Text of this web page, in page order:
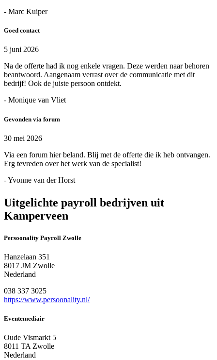
- Marc Kuiper
Goed contact
5 juni 2026
Na de offerte had ik nog enkele vragen. Deze werden naar behoren
beantwoord. Aangenaam verrast over de communicatie met dit
bedrijf! Ook de juiste persoon ontdekt.
- Monique van Vliet
Gevonden via forum
30 mei 2026
Via een forum hier beland. Blij met de offerte die ik heb ontvangen.
Erg tevreden over het werk van de specialist!
- Yvonne van der Horst
Uitgelichte payroll bedrijven uit
Kamperveen
Persoonality Payroll Zwolle
Hanzelaan 351
8017 JM Zwolle
Nederland
038 337 3025
https://www.persoonality.nl/
Eventemediair
Oude Vismarkt 5
8011 TA Zwolle
Nederland